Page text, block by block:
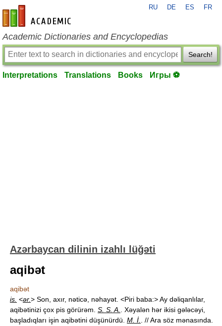
en-academic.com
RU DE ES FR
Academic Dictionaries and Encyclopedias
Search!
Interpretations Translations Books Игры ⚽
Azərbaycan dilinin izahlı lüğəti
aqibət
aqibət
is. <ər.> Son, axır, nəticə, nəhayət. <Piri baba:> Ay dəliqanlılar,
aqibətinizi çox pis görürəm. S. S. A.
. Xəyalən hər ikisi gələcəyi,
başladıqları işin aqibətini düşünürdü. M. İ.
. // Ara söz mənasında.